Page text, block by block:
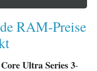
RAM-Preise
Ultra Series 3-